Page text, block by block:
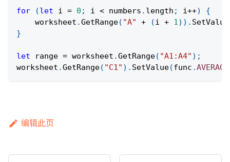
for (let i = 0 ; i < numbers . length ; i++)
{
    worksheet
.GetRange( "A" + (i + 1) ) . SetValue
}
let range = worksheet .GetRange( "A1:A4" ) ;
worksheet .GetRange( "C1" ) . SetValue(func .
编辑此页